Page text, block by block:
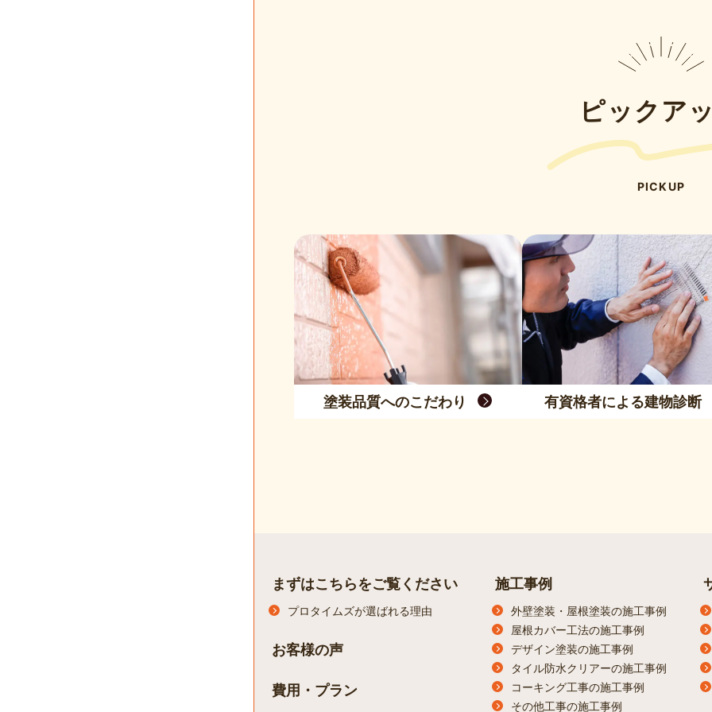
ピックア
PICKUP
塗装品質へのこだわり 有資格者による建物診断
まずはこちらをご覧ください
プロタイムズが選ばれる理由
お客様の声
費用・プラン
施工事例
外壁塗装・屋根塗装の施工事例
屋根カバー工法の施工事例
デザイン塗装の施工事例
タイル防水クリアーの施工事例
コーキング工事の施工事例
その他工事の施工事例